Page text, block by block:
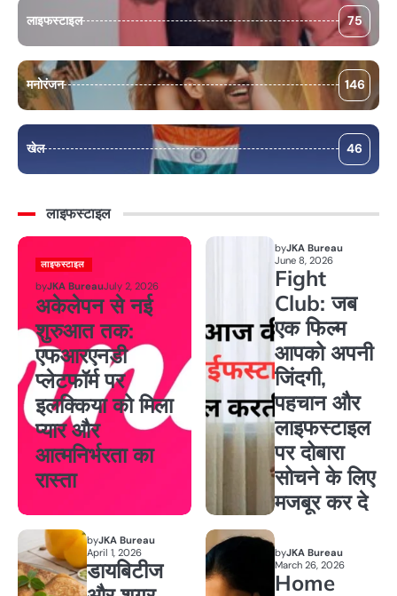
लाइफस्टाइल 75
मनोरंजन 146
खेल 46
लाइफस्टाइल
लाइफस्टाइल
byJKA BureauJuly 2, 2026
अकेलेपन से नई
शुरुआत तक:
एफआरएनडी
प्लेटफॉर्म पर
इलक्किया को मिला
प्यार और
आत्मनिर्भरता का
रास्ता
byJKA Bureau
June 8, 2026
Fight
Club: जब
एक फिल्म
आपको अपनी
जिंदगी,
पहचान और
लाइफस्टाइल
पर दोबारा
सोचने के लिए
मजबूर कर दे
byJKA Bureau
April 1, 2026
डायबिटीज
byJKA Bureau
March 26, 2026
Home